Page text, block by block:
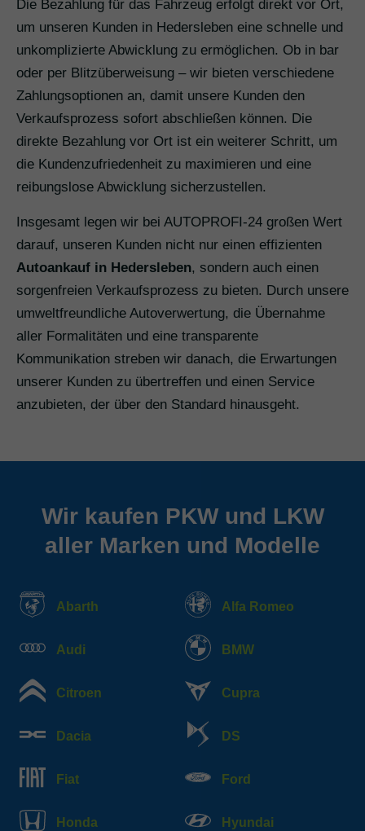
Die Bezahlung für das Fahrzeug erfolgt direkt vor Ort,
um unseren Kunden in Hedersleben eine schnelle und
unkomplizierte Abwicklung zu ermöglichen. Ob in bar
oder per Blitzüberweisung – wir bieten verschiedene
Zahlungsoptionen an, damit unsere Kunden den
Verkaufsprozess sofort abschließen können. Die
direkte Bezahlung vor Ort ist ein weiterer Schritt, um
die Kundenzufriedenheit zu maximieren und eine
reibungslose Abwicklung sicherzustellen.
Insgesamt legen wir bei AUTOPROFI-24 großen Wert
darauf, unseren Kunden nicht nur einen effizienten
Autoankauf in Hedersleben, sondern auch einen
sorgenfreien Verkaufsprozess zu bieten. Durch unsere
umweltfreundliche Autoverwertung, die Übernahme
aller Formalitäten und eine transparente
Kommunikation streben wir danach, die Erwartungen
unserer Kunden zu übertreffen und einen Service
anzubieten, der über den Standard hinausgeht.
Wir kaufen PKW und LKW
aller Marken und Modelle
Abarth Alfa Romeo
Audi BMW
Citroen Cupra
Dacia DS
Fiat Ford
Honda Hyundai